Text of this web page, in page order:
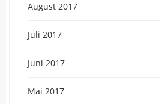
August 2017
Juli 2017
Juni 2017
Mai 2017